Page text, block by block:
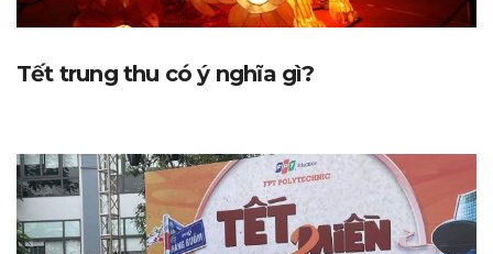
Tết trung thu có ý nghĩa gì?